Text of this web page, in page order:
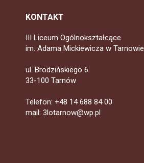
KONTAKT
III Liceum Ogólnokształcące
im. Adama Mickiewicza w Tarnowie
ul. Brodzińskiego 6
33-100 Tarnów
Telefon: +48 14 688 84 00
mail: 3lotarnow@wp.pl